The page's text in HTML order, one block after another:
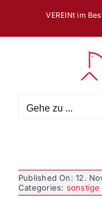
springen
VEREINt im
Gehe zu ...
Published On: 12.
Categories: sonstige